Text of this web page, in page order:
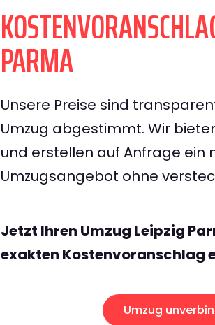
PARMA
Unsere Preise sind
Umzug abgestimmt. Wir
und erstellen auf Anfrage ein
Umzugsangebot ohne
Jetzt Ihren Umzug Leipzig
exakten Kostenvoranschlag
Umzug